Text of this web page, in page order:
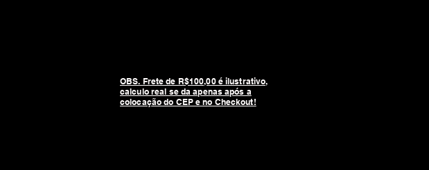
OBS. Frete de R$100,00 é ilustrativo,
calculo real se da apenas após a
colocação do CEP e no Checkout!